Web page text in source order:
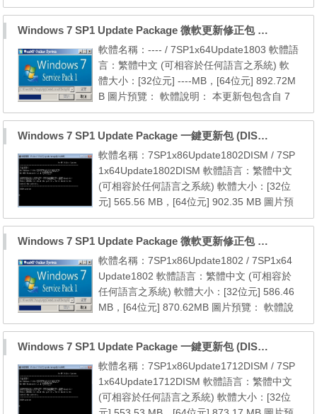
明： 本更新包包含自 7 SP1 [32位元] 以後至2
018年05月份的所有微軟官方更新檔 本更新包
包含自 7 SP1 [64位元] 以後至2018年05月份
的所有微軟官方更新檔 系統需求： 1. Windo
ws 7 SP1 (x86/x64) 2. Windows Internet Exp
lorer 8 (內建於 ...
Windows 7 SP1 Update Package 微軟更新修正包 (2018.03月份)
軟體名稱：---- / 7SP1x64Update1803 軟體語
言：繁體中文 (可相容於任何語言之系統) 軟
體大小：[32位元] ----MB，[64位元] 892.72M
B 圖片預覽： 軟體說明： 本更新包包含自 7
SP1 [64位元] 以後至2018年03月份的所有微
軟官方更新檔 系統需求： 1. Windows 7 SP1
(x86/x64) 2. Windows Internet Explorer 8 (內
建於 Windows 7 SP1) 3. NET Framework 3.
5.1 (內建於 Windows 7 SP1) 注意事項： 01.
本更新包...
Windows 7 SP1 Update Package 一鍵更新包 (DISM) (至2018.02)
軟體名稱：7SP1x86Update1802DISM / 7SP
1x64Update1802DISM 軟體語言：繁體中文
(可相容於任何語言之系統) 軟體大小：[32位
元] 565.56 MB，[64位元] 902.35 MB 圖片預
覽： 軟體說明： 本更新包包含自 7 SP1 [32
位元] 以後至2018年02月份的所有微軟官方更
新檔 本更新包包含自 7 SP1 [64位元] 以後至2
018年02月份的所有微軟官方更新檔 系統需
求： 1. Windows 7 SP1 (x86/x64) 2. NET Fr
amework 3.5.1 (內建...
Windows 7 SP1 Update Package 微軟更新修正包 (2018.02月份)
軟體名稱：7SP1x86Update1802 / 7SP1x64
Update1802 軟體語言：繁體中文 (可相容於
任何語言之系統) 軟體大小：[32位元] 586.46
MB，[64位元] 870.62MB 圖片預覽： 軟體說
明： 本更新包包含自 7 SP1 [32位元] 以後至2
018年02月份的所有微軟官方更新檔 本更新包
包含自 7 SP1 [64位元] 以後至2018年02月份
的所有微軟官方更新檔 系統需求： 1. Windo
ws 7 SP1 (x86/x64) 2. Windows Internet Exp
lorer 8 (內建於 ...
Windows 7 SP1 Update Package 一鍵更新包 (DISM) (至2017.12)
軟體名稱：7SP1x86Update1712DISM / 7SP
1x64Update1712DISM 軟體語言：繁體中文
(可相容於任何語言之系統) 軟體大小：[32位